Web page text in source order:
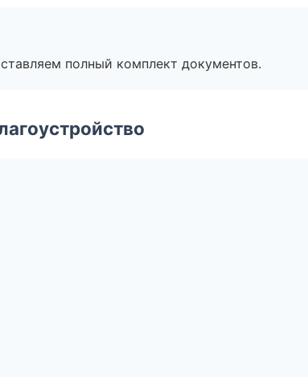
полный комплект документов.